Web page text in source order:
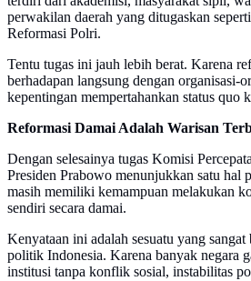
perwakilan daerah yang ditugaskan
Reformasi Polri.
Tentu tugas ini jauh lebih berat. Karena
berhadapan langsung dengan organisasi-
kepentingan mempertahankan status quo
Reformasi Damai Adalah Warisan
Dengan selesainya tugas Komisi
Presiden Prabowo menunjukkan satu hal
masih memiliki kemampuan melakukan
sendiri secara damai.
Kenyataan ini adalah sesuatu yang sangat
politik Indonesia. Karena banyak negara
institusi tanpa konflik sosial, instabilitas